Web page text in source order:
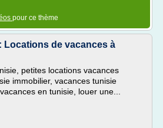
pour ce thème
Locations de vacances à
petites locations vacances
immobilier, vacances tunisie
en tunisie, louer une...